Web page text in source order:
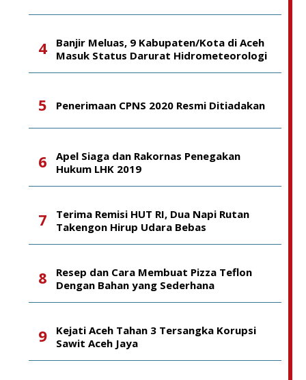
Banjir Meluas, 9 Kabupaten/Kota di Aceh
Masuk Status Darurat Hidrometeorologi
Penerimaan CPNS 2020 Resmi Ditiadakan
Apel Siaga dan Rakornas Penegakan
Hukum LHK 2019
Terima Remisi HUT RI, Dua Napi Rutan
Takengon Hirup Udara Bebas
Resep dan Cara Membuat Pizza Teflon
Dengan Bahan yang Sederhana
Kejati Aceh Tahan 3 Tersangka Korupsi
Sawit Aceh Jaya